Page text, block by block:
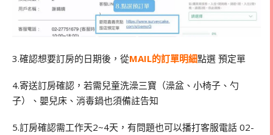
3.確認想要訂房的日期後，從MAIL的訂單明細點選 預定單
4.寄送訂房確認，若需兒童洗澡三寶（澡盆、小椅子、勺
子）、嬰兒床、消毒鍋也須備註告知
5.訂房確認需工作天2~4天，有問題也可以播打客服電話 02-